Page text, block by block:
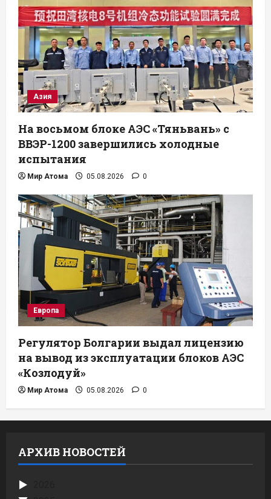
Азия
На восьмом блоке АЭС «Тяньвань» с
ВВЭР-1200 завершились холодные
испытания
Мир Атома 05.08.2026 0
Европа
Регулятор Болгарии выдал лицензию
на вывод из эксплуатации блоков АЭС
«Козлодуй»
Мир Атома 05.08.2026 0
АРХИВ НОВОСТЕЙ